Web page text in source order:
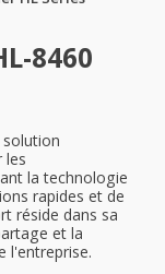
8460
les
la technologie
rapides et de
réside dans sa
et la
l'entreprise.